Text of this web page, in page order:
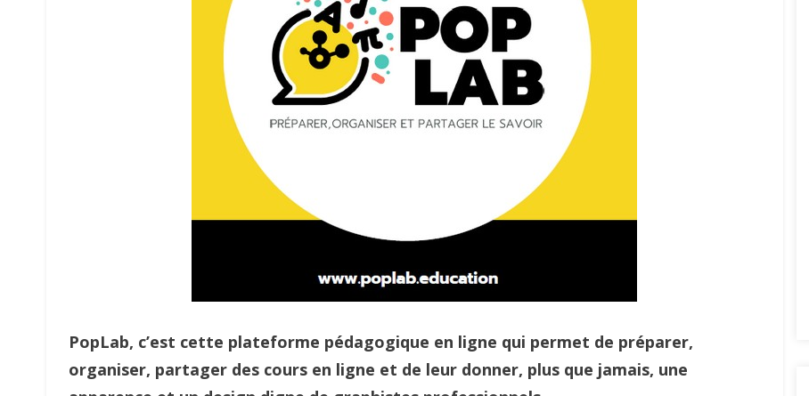
PopLab, c’est cette plateforme pédagogique en ligne qui permet de préparer,
organiser, partager des cours en ligne et de leur donner, plus que jamais, une